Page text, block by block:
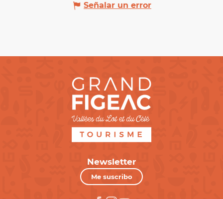
Señalar un error
Newsletter
Me suscribo